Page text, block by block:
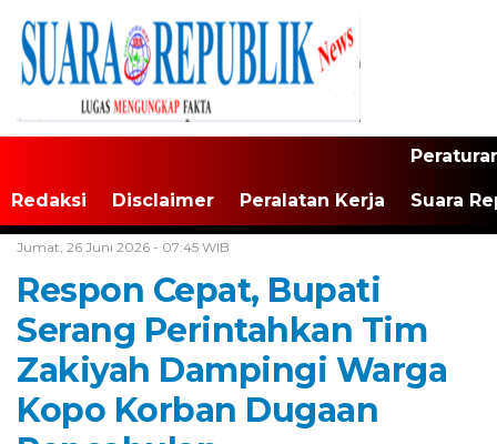
Redaksi Disclaimer Peralatan Kerja Suara
Jumat, 26 Juni 2026 - 07:45 WIB
Respon Cepat, Bupati
Serang Perintahkan Tim
Zakiyah Dampingi Warga
Kopo Korban Dugaan